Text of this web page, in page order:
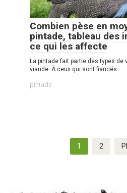
Combien pèse en
pintade, tableau des
ce qui les affecte
La pintade fait partie des types de
viande. À ceux qui sont fiancés
pintade
1 2